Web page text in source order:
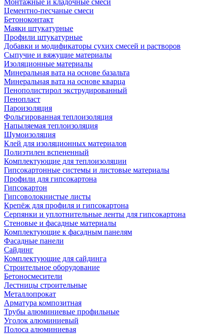
Монтажные и кладочные смеси
Цементно-песчаные смеси
Бетоноконтакт
Маяки штукатурные
Профили штукатурные
Добавки и модификаторы сухих смесей и растворов
Сыпучие и вяжущие материалы
Изоляционные материалы
Минеральная вата на основе базальта
Минеральная вата на основе кварца
Пенополистирол экструдированный
Пенопласт
Пароизоляция
Фольгированная теплоизоляция
Напыляемая теплоизоляция
Шумоизоляция
Клей для изоляционных материалов
Полиэтилен вспененный
Комплектующие для теплоизоляции
Гипсокартонные системы и листовые материалы
Профили для гипсокартона
Гипсокартон
Гипсоволокнистые листы
Крепёж для профиля и гипсокартона
Серпянки и уплотнительные ленты для гипсокартона
Стеновые и фасадные материалы
Комплектующие к фасадным панелям
Фасадные панели
Сайдинг
Комплектующие для сайдинга
Строительное оборудование
Бетоносмесители
Лестницы строительные
Металлопрокат
Арматура композитная
Трубы алюминиевые профильные
Уголок алюминиевый
Полоса алюминиевая